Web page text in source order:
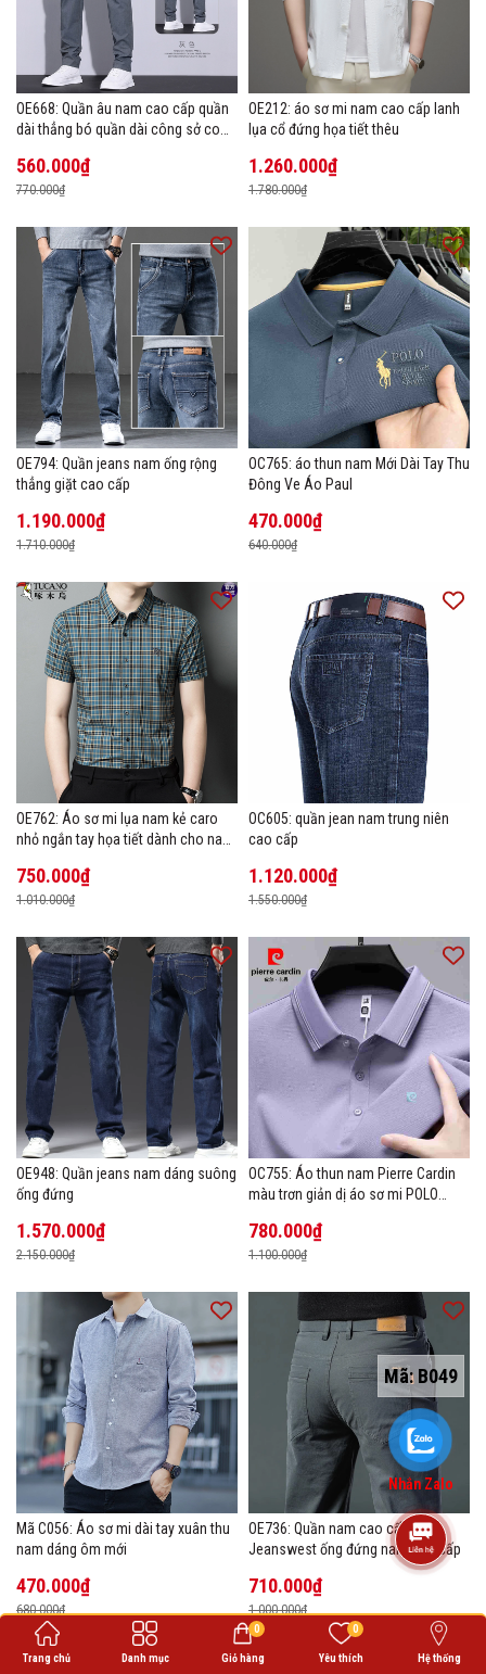
Mã:B049
OE668: Quần âu nam cao cấp quần
dài thẳng bó quần dài công sở co
560.000₫
770.000₫
OE212: áo sơ mi nam cao cấp lanh
lụa cổ đứng họa tiết thêu
1.260.000₫
1.780.000₫
OE794: Quần jeans nam ống rộng
thẳng giặt cao cấp
1.190.000₫
1.710.000₫
OC765: áo thun nam Mới Dài Tay Thu
Đông Ve Áo Paul
470.000₫
640.000₫
OE762: Áo sơ mi lụa nam kẻ caro
nhỏ ngắn tay họa tiết dành cho nam
750.000₫
1.010.000₫
OC605: quần jean nam trung niên
cao cấp
1.120.000₫
1.550.000₫
OE948: Quần jeans nam dáng suông
ống đứng
1.570.000₫
2.150.000₫
OC755: Áo thun nam Pierre Cardin
màu trơn giản dị áo sơ mi POLO
780.000₫
1.100.000₫
Mã C056: Áo sơ mi dài tay xuân thu
nam dáng ôm mới
470.000₫
680.000₫
OE736: Quần nam cao cấp
Jeanswest ống đứng nam cao cấp
710.000₫
1.000.000₫
Trang chủ Danh mục Giỏ hàng
0
Yêu thích
0
Hệ thống
Nhắn Zalo